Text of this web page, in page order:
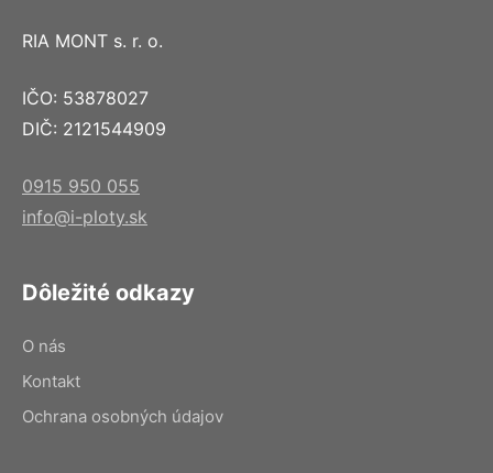
RIA MONT s. r. o.
IČO: 53878027
DIČ: 2121544909
0915 950 055
info@i-ploty.sk
Dôležité odkazy
O nás
Kontakt
Ochrana osobných údajov